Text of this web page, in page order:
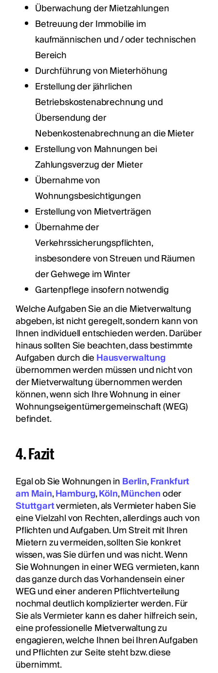
Überwachung der Mietzahlungen
Betreuung der Immobilie im
kaufmännischen und / oder technischen
Bereich
Durchführung von Mieterhöhung
Erstellung der jährlichen
Betriebskostenabrechnung und
Übersendung der
Nebenkostenabrechnung an die Mieter
Erstellung von Mahnungen bei
Zahlungsverzug der Mieter
Übernahme von
Wohnungsbesichtigungen
Erstellung von Mietverträgen
Übernahme der
Verkehrssicherungspflichten,
insbesondere von Streuen und Räumen
der Gehwege im Winter
Gartenpflege insofern notwendig
Welche Aufgaben Sie an die Mietverwaltung
abgeben, ist nicht geregelt, sondern kann von
Ihnen individuell entschieden werden. Darüber
hinaus sollten Sie beachten, dass bestimmte
Aufgaben durch dieHausverwaltung
übernommen werden müssen und nicht von
der Mietverwaltung übernommen werden
können, wenn sich Ihre Wohnung in einer
Wohnungseigentümergemeinschaft (WEG)
befindet.
4. Fazit
Egal ob Sie Wohnungen inBerlin,Frankfurt
am Main,Hamburg,Köln,Münchenoder
Stuttgartvermieten, als Vermieter haben Sie
eine Vielzahl von Rechten, allerdings auch von
Pflichten und Aufgaben. Um Streit mit Ihren
Mietern zu vermeiden, sollten Sie konkret
wissen, was Sie dürfen und was nicht. Wenn
Sie Wohnungen in einer WEG vermieten, kann
das ganze durch das Vorhandensein einer
WEG und einer anderen Pflichtverteilung
nochmal deutlich komplizierter werden. Für
Sie als Vermieter kann es daher hilfreich sein,
eine professionelle Mietverwaltung zu
engagieren, welche Ihnen bei Ihren Aufgaben
und Pflichten zur Seite steht bzw. diese
übernimmt.